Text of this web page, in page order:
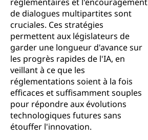
de dialogues multipartites sont
cruciales. Ces stratégies
permettent aux législateurs de
garder une longueur d'avance sur
les progrès rapides de l'IA, en
veillant à ce que les
réglementations soient à la fois
efficaces et suffisamment souples
pour répondre aux évolutions
technologiques futures sans
étouffer l'innovation.